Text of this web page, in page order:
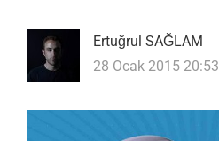
Ertuğrul SAĞLAM
28 Ocak 2015 20:53